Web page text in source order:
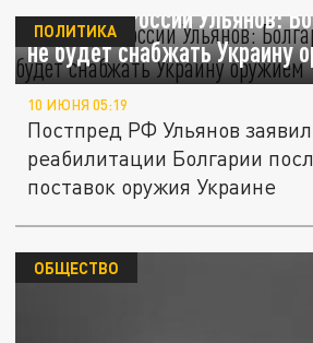
Постпред России Ульянов:
не будет снабжать Украину
ПОЛИТИКА
10 ИЮНЯ 05:19
Постпред РФ Ульянов
реабилитации Болгарии
поставок оружия Украине
ОБЩЕСТВО